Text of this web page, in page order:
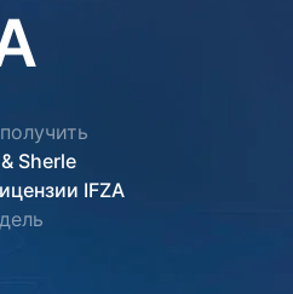
Sherle
IFZA